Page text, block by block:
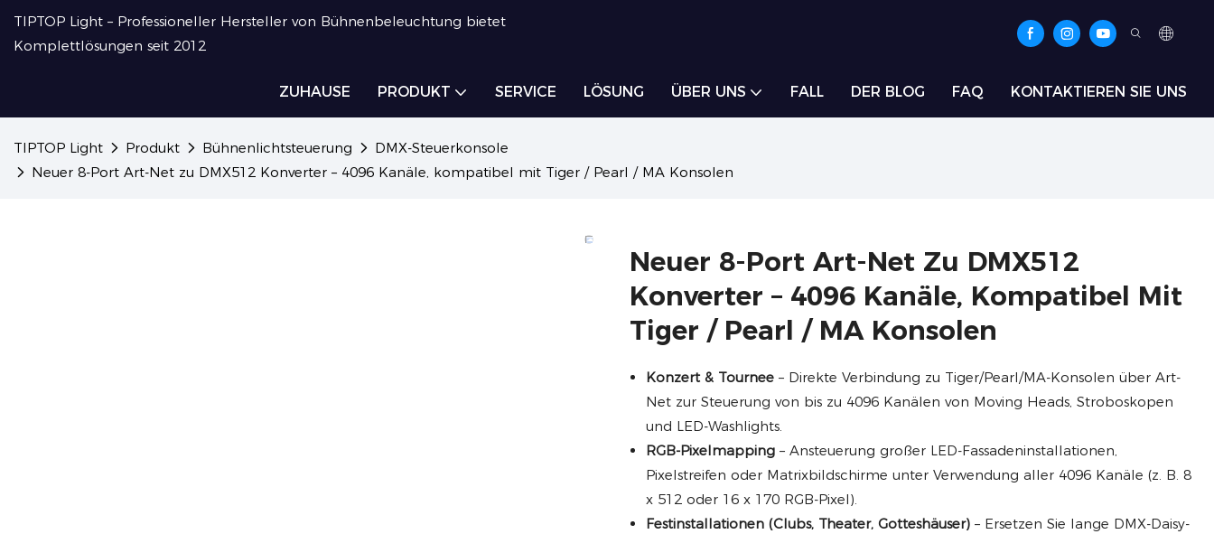
TIPTOP Light – Professioneller Hersteller von Bühnenbeleuchtung bietet
Komplettlösungen seit 2012
ZUHAUSE PRODUKT SERVICE LÖSUNG ÜBER UNS FALL DER BLOG FAQ KONTAKTIEREN SIE UNS
TIPTOP Light Produkt Bühnenlichtsteuerung
DMX-Steuerkonsole
Neuer 8-Port Art-Net zu DMX512 Konverter – 4096 Kanäle, kompatibel mit Tiger / Pearl / MA Konsolen
Neuer 8-Port Art-Net Zu DMX512
Konverter – 4096 Kanäle, Kompatibel Mit
Tiger / Pearl / MA Konsolen
Konzert & Tournee – Direkte Verbindung zu Tiger/Pearl/MA-Konsolen über Art-
Net zur Steuerung von bis zu 4096 Kanälen von Moving Heads, Stroboskopen
und LED-Washlights.
RGB-Pixelmapping – Ansteuerung großer LED-Fassadeninstallationen,
Pixelstreifen oder Matrixbildschirme unter Verwendung aller 4096 Kanäle (z. B. 8
x 512 oder 16 x 170 RGB-Pixel).
Festinstallationen (Clubs, Theater, Gotteshäuser) – Ersetzen Sie lange DMX-Daisy-